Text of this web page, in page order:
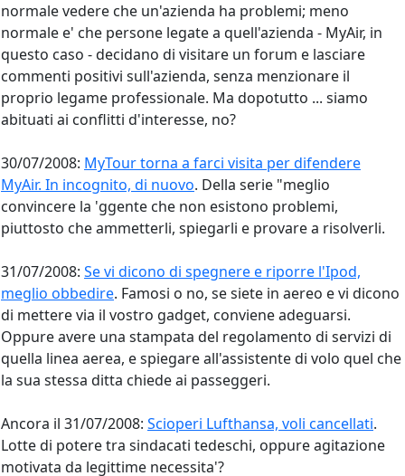
normale vedere che un'azienda ha problemi; meno
normale e' che persone legate a quell'azienda - MyAir, in
questo caso - decidano di visitare un forum e lasciare
commenti positivi sull'azienda, senza menzionare il
proprio legame professionale. Ma dopotutto ... siamo
abituati ai conflitti d'interesse, no?
30/07/2008: MyTour torna a farci visita per difendere
MyAir. In incognito, di nuovo. Della serie "meglio
convincere la 'ggente che non esistono problemi,
piuttosto che ammetterli, spiegarli e provare a risolverli.
31/07/2008: Se vi dicono di spegnere e riporre l'Ipod,
meglio obbedire. Famosi o no, se siete in aereo e vi dicono
di mettere via il vostro gadget, conviene adeguarsi.
Oppure avere una stampata del regolamento di servizi di
quella linea aerea, e spiegare all'assistente di volo quel che
la sua stessa ditta chiede ai passeggeri.
Ancora il 31/07/2008: Scioperi Lufthansa, voli cancellati.
Lotte di potere tra sindacati tedeschi, oppure agitazione
motivata da legittime necessita'?